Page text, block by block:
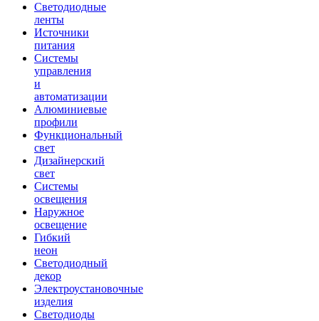
Светодиодные
ленты
Источники
питания
Системы
управления
и
автоматизации
Алюминиевые
профили
Функциональный
свет
Дизайнерский
свет
Системы
освещения
Наружное
освещение
Гибкий
неон
Светодиодный
декор
Электроустановочные
изделия
Светодиоды